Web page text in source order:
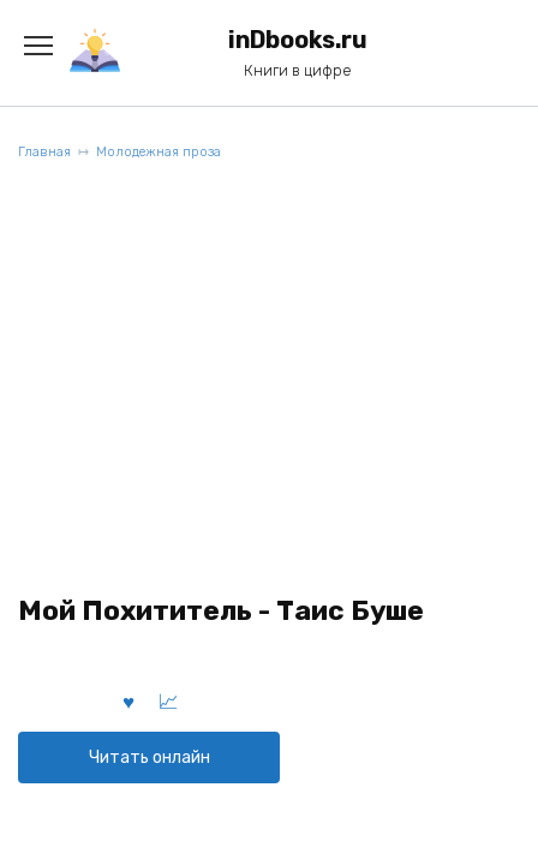
содержанию
inDbooks.ru
Книги в цифре
Главная Молодежная проза
Мой Похититель - Таис Буше
Читать онлайн